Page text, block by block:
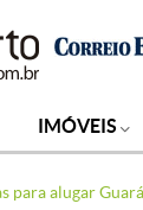
IMÓVEIS
para alugar Guará